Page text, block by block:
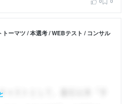
ーマツ / 本選考 / WEBテスト / コンサル